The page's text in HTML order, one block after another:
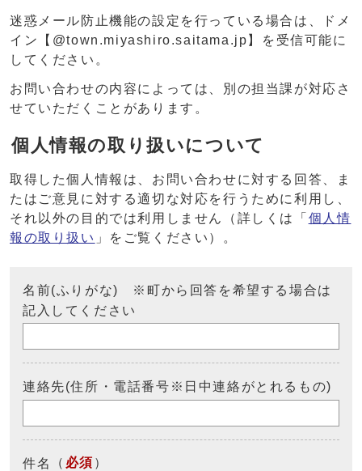
迷惑メール防止機能の設定を行っている場合は、ドメ
イン【@town.miyashiro.saitama.jp】を受信可能に
してください。
お問い合わせの内容によっては、別の担当課が対応さ
せていただくことがあります。
個人情報の取り扱いについて
取得した個人情報は、お問い合わせに対する回答、ま
たはご意見に対する適切な対応を行うために利用し、
それ以外の目的では利用しません（詳しくは「 個人情
報の取り扱い 」をご覧ください）。
名前(ふりがな) ※町から回答を希望する場合は
記入してください
連絡先(住所・電話番号※日中連絡がとれるもの)
件名 （ 必須 ）